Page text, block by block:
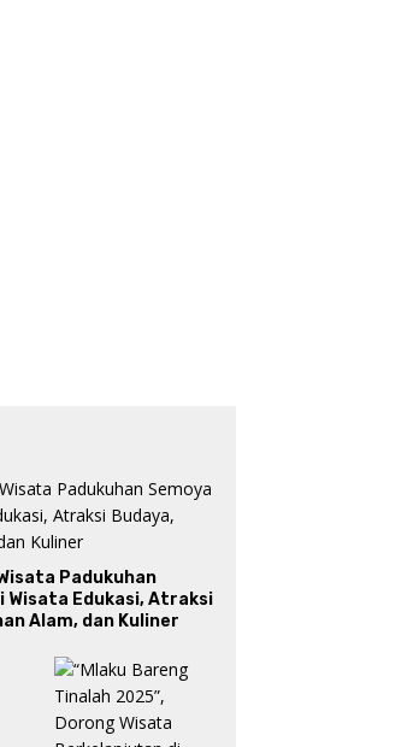
Padukuhan
Wisata Edukasi, Atraksi
Alam, dan Kuliner